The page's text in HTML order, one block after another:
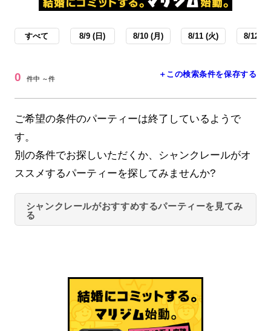
すべて 8/9 (日) 8/10 (月) 8/11 (火) 8/12 (
0 件中 ～件 ＋この検索条件を保存する
ご希望の条件のパーティーは終了しているようで
す。
別の条件でお探しいただくか、シャンクレールがオ
ススメするパーティーを探してみませんか?
シャンクレールがおすすめするパーティーを見てみ
る